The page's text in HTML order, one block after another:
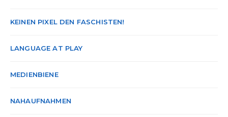
KEINEN PIXEL DEN FASCHISTEN!
LANGUAGE AT PLAY
MEDIENBIENE
NAHAUFNAHMEN